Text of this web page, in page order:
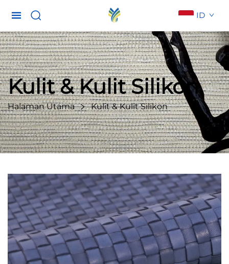
ID
Kulit & Kulit Silikon
Halaman Utama Kulit & Kulit Silikon